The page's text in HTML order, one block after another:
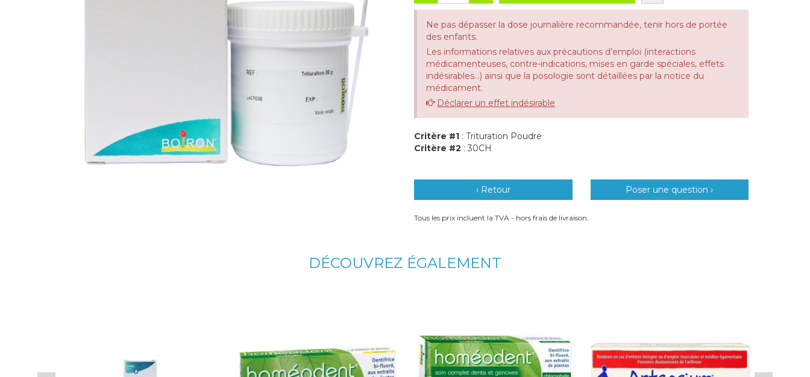
Ne pas dépasser la dose journalière recommandée, tenir hors de portée
des enfants.
Les informations relatives aux précautions d’emploi (interactions
médicamenteuses, contre-indications, mises en garde spéciales, effets
indésirables...) ainsi que la posologie sont détaillées par la notice du
médicament.
Déclarer un effet indésirable
Critère #1 : Trituration Poudre
Critère #2 : 30CH
‹ Retour Poser une question ›
Tous les prix incluent la TVA - hors frais de livraison.
DÉCOUVREZ ÉGALEMENT